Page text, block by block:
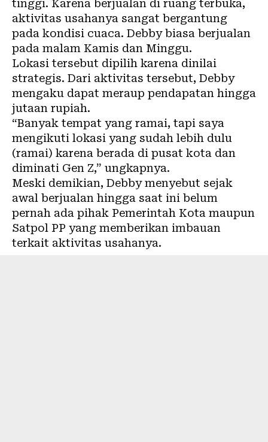
tinggi. Karena berjualan di ruang terbuka,
aktivitas usahanya sangat bergantung
pada kondisi cuaca. Debby biasa berjualan
pada malam Kamis dan Minggu.
Lokasi tersebut dipilih karena dinilai
strategis. Dari aktivitas tersebut, Debby
mengaku dapat meraup pendapatan hingga
jutaan rupiah.
“Banyak tempat yang ramai, tapi saya
mengikuti lokasi yang sudah lebih dulu
(ramai) karena berada di pusat kota dan
diminati Gen Z,” ungkapnya.
Meski demikian, Debby menyebut sejak
awal berjualan hingga saat ini belum
pernah ada pihak Pemerintah Kota maupun
Satpol PP yang memberikan imbauan
terkait aktivitas usahanya.